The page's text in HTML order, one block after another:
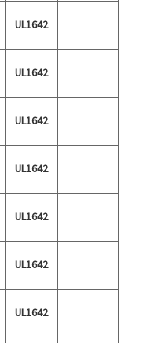
UL1642
UL1642
UL1642
UL1642
UL1642
UL1642
UL1642